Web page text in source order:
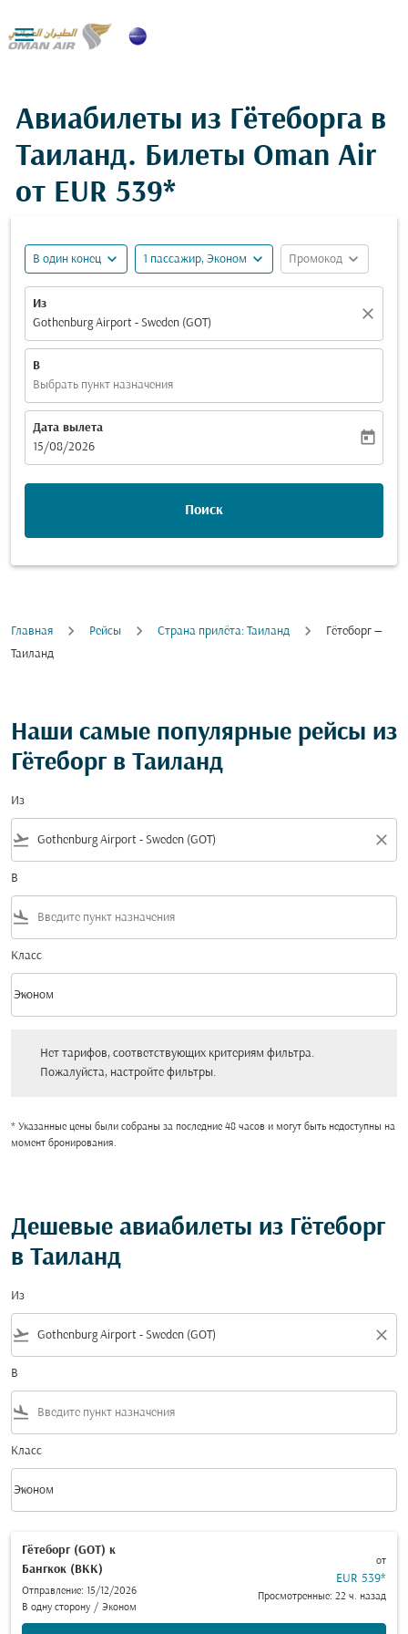

Авиабилеты из Гётеборга в
Таиланд. Билеты Oman Air
от EUR 539*
В один конец expand_more 1 пассажир, Эконом expand_more Промокод expand_more
Из
Gothenburg Airport - Sweden (GOT)
close
В
Выбрать пункт назначения
Дата вылета
fc-booking-departure-date-aria-label
15/08/2026
today
Поиск
Главная Рейсы Cтрана прилёта: Таиланд
Гётеборг —
Таиланд
Наши самые популярные рейсы из
Гётеборг в Таиланд
Из
flight_takeoff close
В
flight_land
Класс
Класс option Эконом Selected
Эконом
keyboard_arrow_down
Нет тарифов, соответствующих критериям фильтра.
Пожалуйста, настройте фильтры.
* Указанные цены были собраны за последние 48 часов и могут быть недоступны на
момент бронирования.
Дешевые авиабилеты из Гётеборг
в Таиланд
Из
flight_takeoff close
В
flight_land
Класс
Класс option Эконом Selected
Эконом
keyboard_arrow_down
Гётеборг (GOT) к
Бангкок (BKK)
Отправление: 15/12/2026
В одну сторону / Эконом
от
EUR 539*
Просмотренные: 22 ч. назад